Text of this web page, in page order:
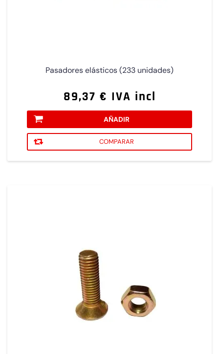
Pasadores elásticos (233 unidades)
89,37 € IVA incl
AÑADIR
COMPARAR